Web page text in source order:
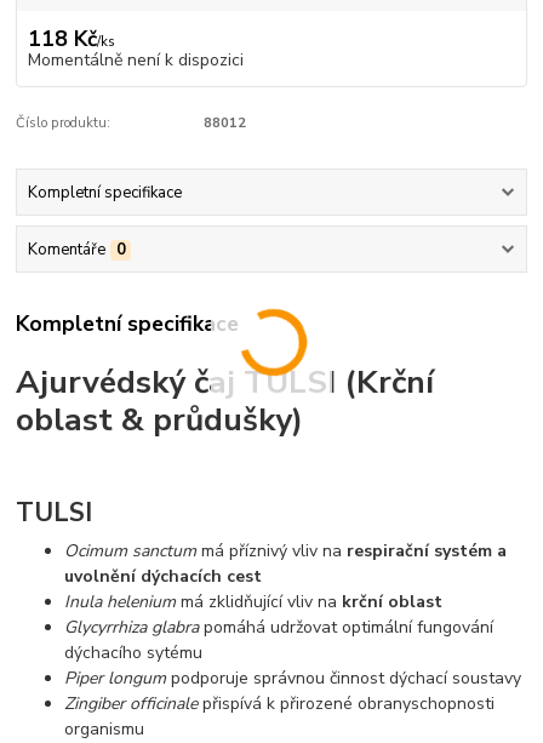
118 Kč/ks
Momentálně není k dispozici
Číslo produktu: 88012
Kompletní specifikace
Komentáře 0
Kompletní specifikace
Ajurvédský čaj TULSI (Krční
oblast & průdušky)
TULSI
Ocimum sanctummá příznivý vliv na respirační systém a
uvolnění dýchacích cest
Inula heleniummá zklidňující vliv na krční oblast
Glycyrrhiza glabrapomáhá udržovat optimální fungování
dýchacího sytému
Piper longumpodporuje správnou činnost dýchací soustavy
Zingiber officinalepřispívá k přirozené obranyschopnosti
organismu